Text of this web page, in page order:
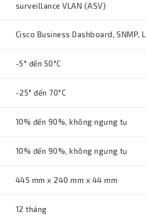
surveillance VLAN (ASV)
Cisco Business Dashboard, SNMP,
-5° đến 50°C
-25° đến 70°C
10% đến 90%, không ngưng tụ
10% đến 90%, không ngưng tụ
445 mm x 240 mm x 44 mm
12 tháng